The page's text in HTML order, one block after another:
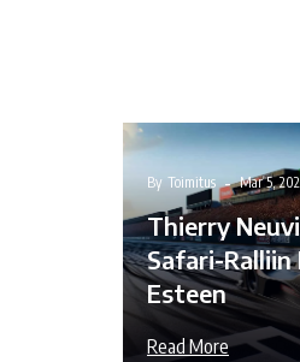
By Toimitus Mar 5,
Thierry
Safari-Ralliin
Esteen
Read More